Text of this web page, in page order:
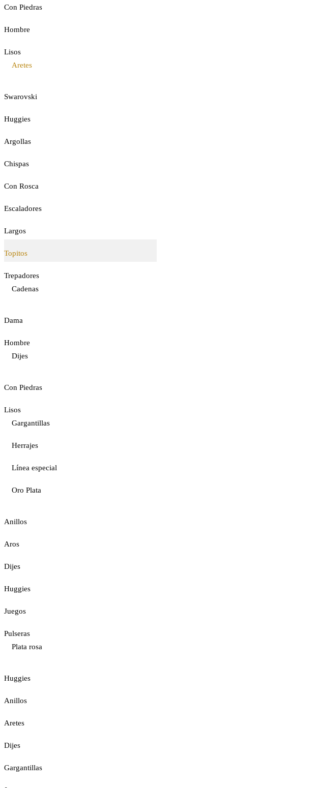
Con Piedras
Hombre
Lisos
Aretes
Swarovski
Huggies
Argollas
Chispas
Con Rosca
Escaladores
Largos
Topitos
Trepadores
Cadenas
Dama
Hombre
Dijes
Con Piedras
Lisos
Gargantillas
Herrajes
Línea especial
Oro Plata
Anillos
Aros
Dijes
Huggies
Juegos
Pulseras
Plata rosa
Huggies
Anillos
Aretes
Dijes
Gargantillas